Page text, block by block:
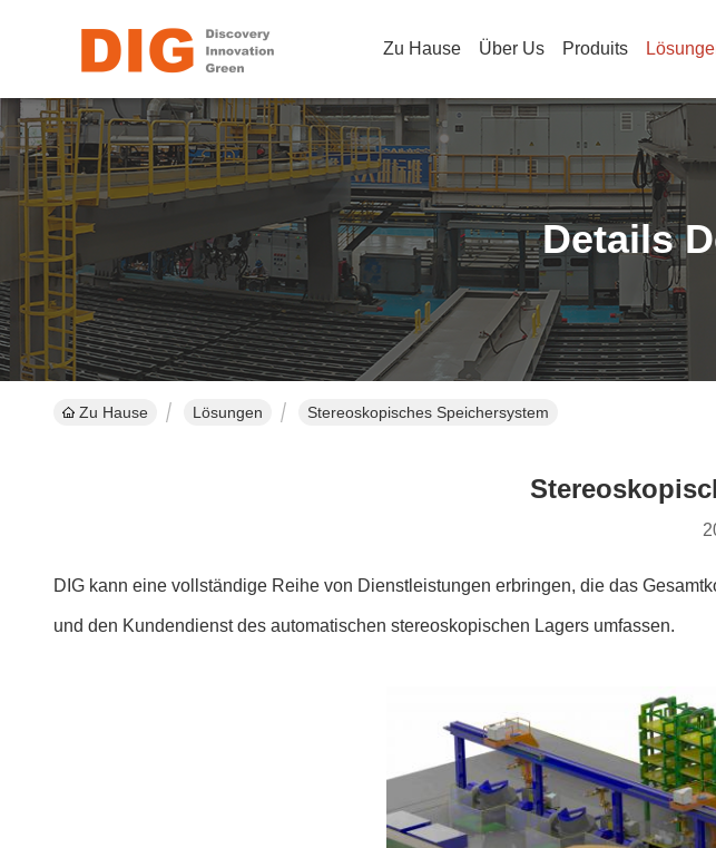
Zu Hause Über Us Produits
Details
Zu Hause Lösungen Stereoskopisches Speichersystem
DIG kann eine vollständige Reihe von Dienstleistungen erbringen, die das
und den Kundendienst des automatischen stereoskopischen Lagers umfassen.